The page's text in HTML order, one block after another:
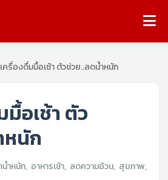
ครื่องดื่มมื้อเช้า ตัวช่วย..ลดน้ำหนัก
มื้อเช้า ตัว
หนัก
ำหนัก, อาหารเช้า, ลดความอ้วน, สุขภาพ,